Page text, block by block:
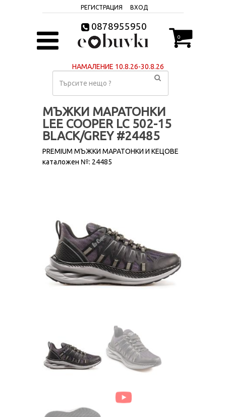
РЕГИСТРАЦИЯ ВХОД
0878955950
0
НАМАЛЕНИЕ 10.8.26-30.8.26
МЪЖКИ МАРАТОНКИ
LEE COOPER LC 502-15
BLACK/GREY #24485
PREMIUM МЪЖКИ МАРАТОНКИ И КЕЦОВЕ
каталожен №: 24485